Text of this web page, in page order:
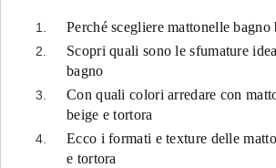
Perché scegliere mattonelle bagno
Scopri quali sono le sfumature
bagno
Con quali colori arredare con
beige e tortora
Ecco i formati e texture delle
e tortora